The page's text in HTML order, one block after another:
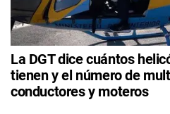
La DGT dice cuántos
tienen y el número de
conductores y moteros